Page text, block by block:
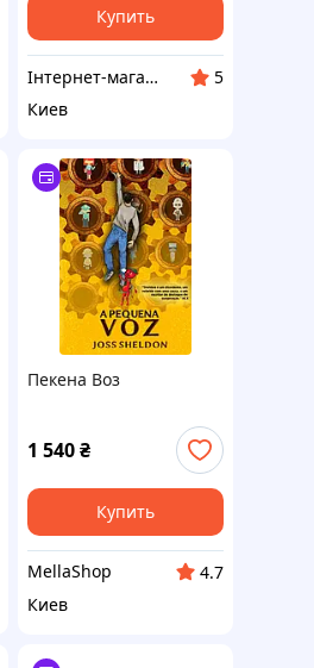
Купить
Інтернет-магазин "Толаніс" - ТОПові товари
5
Киев
Пекена Воз
1 540₴
Купить
MellaShop
4.7
Киев